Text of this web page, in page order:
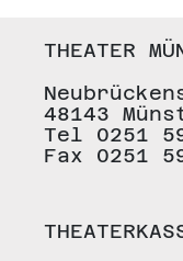
THEATER
48143
Tel 0251
Fax 0251